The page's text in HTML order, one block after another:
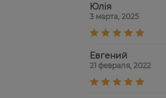
Юлія
3 марта, 2025
Евгений
21 февраля, 2022